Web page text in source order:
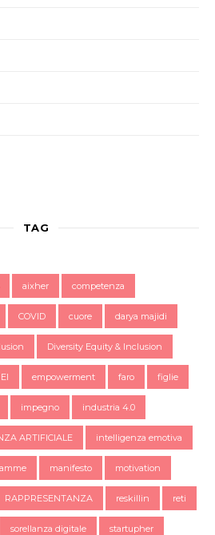
TAG
aixher competenza
COVID cuore darya majidi
Diversity Equity & Inclusion
EI empowerment faro figlie
impegno industria 4.0
ARTIFICIALE intelligenza emotiva
manifesto motivation
RAPPRESENTANZA reskillin reti
sorellanza digitale startupher